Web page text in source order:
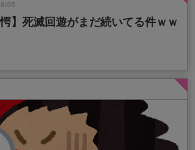
05
愕】死滅回遊がまだ続いてる件ｗｗ